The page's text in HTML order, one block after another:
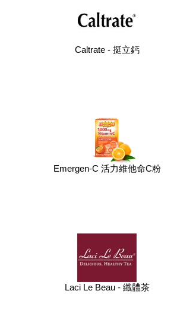
Caltrate - 挺立鈣
Emergen-C 活力維他命C粉
Laci Le Beau - 纖體茶